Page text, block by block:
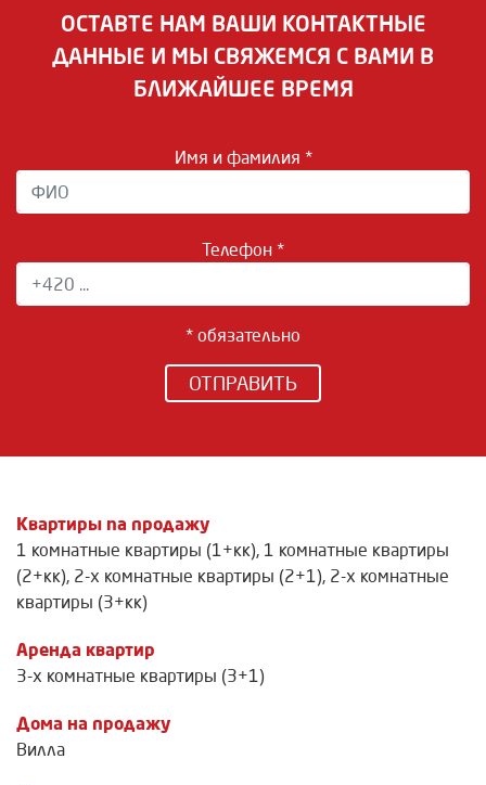
ОСТАВТЕ НАМ ВАШИ КОНТАКТНЫЕ
ДАННЫЕ И МЫ СВЯЖЕМСЯ С ВАМИ В
БЛИЖАЙШЕЕ ВРЕМЯ
Имя и фамилия *
Телефон *
* обязательно
ОТПРАВИТЬ
Квартиры na продажу
1 комнатные квартиры (1+кк), 1 комнатные квартиры
(2+кк), 2-х комнатные квартиры (2+1), 2-х комнатные
квартиры (3+кк)
Аренда квартир
3-х комнатные квартиры (3+1)
Дома на продажу
Вилла